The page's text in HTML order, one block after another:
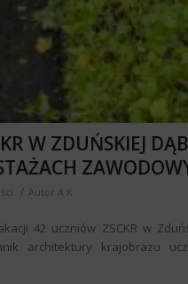
W ZDUŃSKIEJ
/ Autor A K
42 uczniów ZSCKR w
architektury krajobrazu